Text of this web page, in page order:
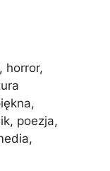
horror,
poezja,